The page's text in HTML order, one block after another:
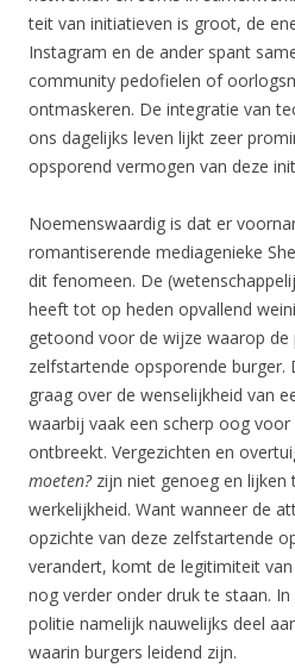
teit van initiatieven is groot, de
Instagram en de ander spant
community pedofielen of
ontmaskeren. De integratie van
ons dagelijks leven lijkt zeer
opsporend vermogen van deze
Noemenswaardig is dat er
romantiserende mediagenieke
dit fenomeen. De
heeft tot op heden opvallend
getoond voor de wijze waarop
zelfstartende opsporende
graag over de wenselijkheid van
waarbij vaak een scherp oog
ontbreekt. Vergezichten en
moeten?zijn niet genoeg en lijken
werkelijkheid. Want wanneer de
opzichte van deze zelfstartende
verandert, komt de legitimiteit
nog verder onder druk te staan.
politie namelijk nauwelijks deel
waarin burgers leidend zijn.